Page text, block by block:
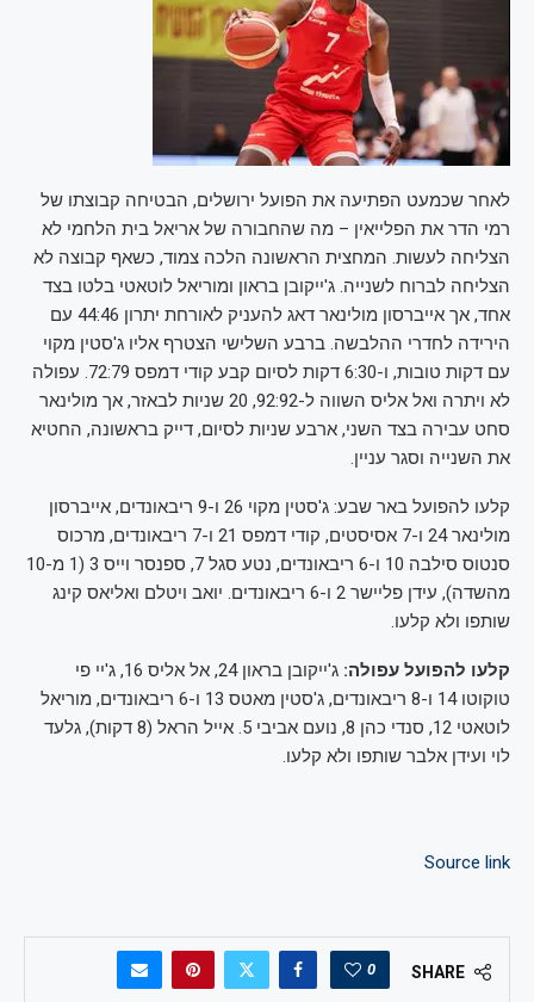
לאחר שכמעט הפתיעה את הפועל ירושלים, הבטיחה קבוצתו של
רמי הדר את הפלייאין – מה שהחבורה של אריאל בית הלחמי לא
הצליחה לעשות. המחצית הראשונה הלכה צמוד, כשאף קבוצה לא
הצליחה לברוח לשנייה. ג'ייקובן בראון ומוריאל לוטאטי בלטו בצד
אחד, אך אייברסון מולינאר דאג להעניק לאורחת יתרון 44:46 עם
הירידה לחדרי ההלבשה. ברבע השלישי הצטרף אליו ג'סטין מקוי
עם דקות טובות, ו-6:30 דקות לסיום קבע קודי דמפס 72:79. עפולה
לא ויתרה ואל אליס השווה ל-92:92, 20 שניות לבאזר, אך מולינאר
סחט עבירה בצד השני, ארבע שניות לסיום, דייק בראשונה, החטיא
את השנייה וסגר עניין.
קלעו להפועל באר שבע: ג'סטין מקוי 26 ו-9 ריבאונדים, אייברסון
מולינאר 24 ו-7 אסיסטים, קודי דמפס 21 ו-7 ריבאונדים, מרכוס
סנטוס סילבה 10 ו-6 ריבאונדים, נטע סגל 7, ספנסר וייס 3 (1 מ-10
מהשדה), עידן פליישר 2 ו-6 ריבאונדים. יואב ויטלם ואליאס קינג
שותפו ולא קלעו.
קלעו להפועל עפולה:
ג'ייקובן בראון 24, אל אליס 16, ג'יי פי
טוקוטו 14 ו-8 ריבאונדים, ג'סטין מאטס 13 ו-6 ריבאונדים, מוריאל
לוטאטי 12, סנדי כהן 8, נועם אביבי 5. אייל הראל (8 דקות), גלעד
לוי ועידן אלבר שותפו ולא קלעו.
Source link
SHARE
0